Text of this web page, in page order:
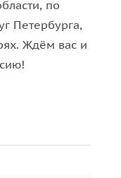
по
Петербурга,
Ждём вас и